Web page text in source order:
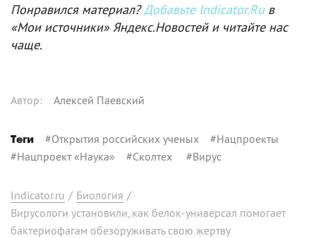
Понравился материал?Добавьте Indicator.Ruв
«Мои источники» Яндекс.Новостей и читайте нас
чаще.
Автор: Алексей Паевский
Теги #Открытия российских ученых #Нацпроекты
#Нацпроект «Наука» #Сколтех #Вирус
Indicator.ru / Биология /
Вирусологи установили, как белок-универсал помогает
бактериофагам обезоруживать свою жертву